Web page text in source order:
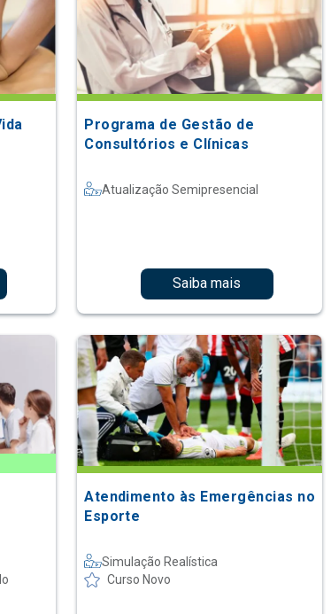
Programa de Gestão de
Consultórios e Clínicas
Atualização Semipresencial
Saiba mais
Atendimento às Emergências no
Esporte
Simulação Realística
Curso Novo